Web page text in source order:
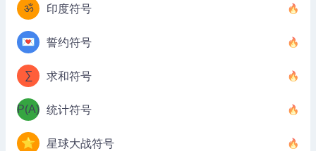
ॐ 印度符号
💌 誓约符号
∑ 求和符号
P(A) 统计符号
⭐ 星球大战符号